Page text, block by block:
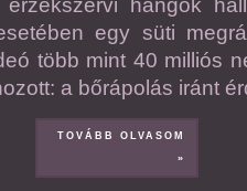
hangok
egy süti
több mint 40 milliós
a bőrápolás iránt
TOVÁBB OLVASOM
»